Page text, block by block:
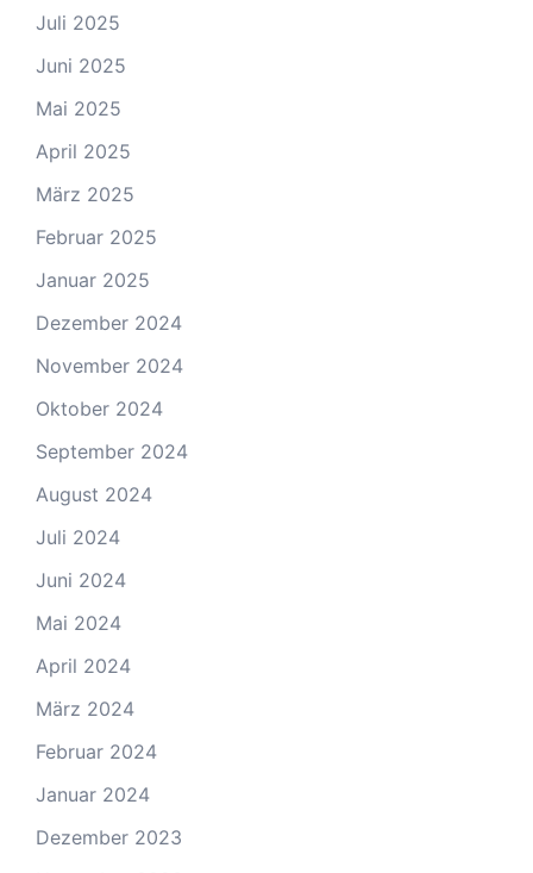
Juli 2025
Juni 2025
Mai 2025
April 2025
März 2025
Februar 2025
Januar 2025
Dezember 2024
November 2024
Oktober 2024
September 2024
August 2024
Juli 2024
Juni 2024
Mai 2024
April 2024
März 2024
Februar 2024
Januar 2024
Dezember 2023